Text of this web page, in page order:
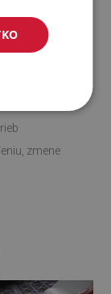
zmene